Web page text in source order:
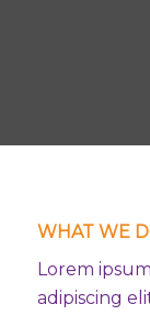
WHAT WE
Lorem
adipiscing